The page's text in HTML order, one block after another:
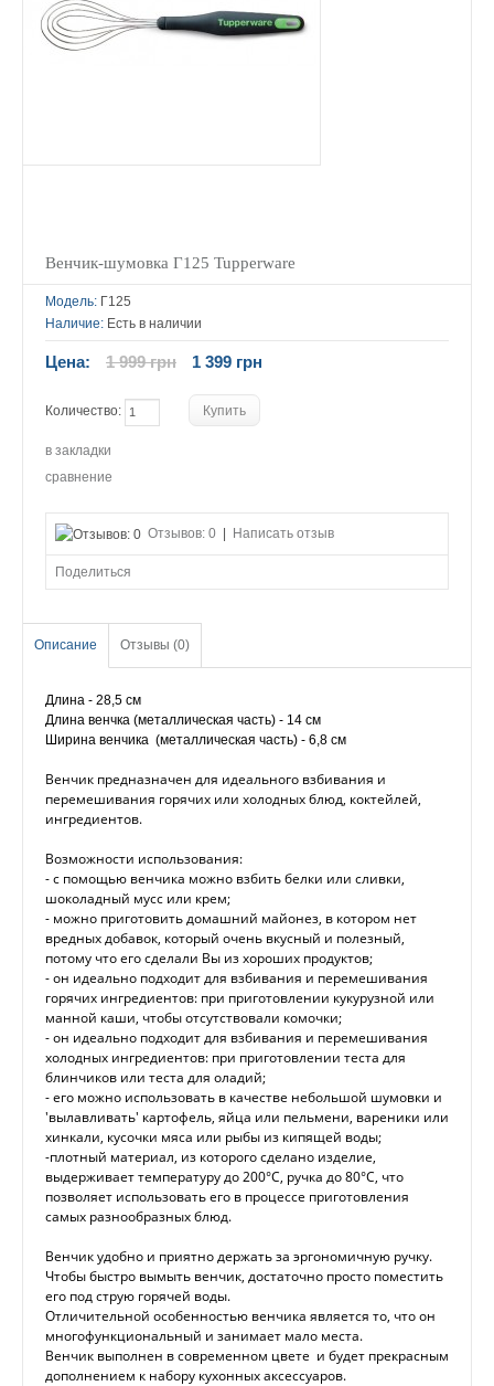
Венчик-шумовка Г125 Tupperware
Модель: Г125
Наличие: Есть в наличии
Цена: 1 999 грн 1 399 грн
Количество:
в закладки
сравнение
Отзывов: 0 Написать отзыв
Поделиться
Описание Отзывы (0)
Длина - 28,5 см
Длина венчка (металлическая часть) - 14 см
Ширина венчика (металлическая часть) - 6,8 см
Венчик предназначен для идеального взбивания и
перемешивания горячих или холодных блюд, коктейлей,
ингредиентов.
Возможности использования:
- с помощью венчика можно взбить белки или сливки,
шоколадный мусс или крем;
- можно приготовить домашний майонез, в котором нет
вредных добавок, который очень вкусный и полезный,
потому что его сделали Вы из хороших продуктов;
- он идеально подходит для взбивания и перемешивания
горячих ингредиентов: при приготовлении кукурузной или
манной каши, чтобы отсутствовали комочки;
- он идеально подходит для взбивания и перемешивания
холодных ингредиентов: при приготовлении теста для
блинчиков или теста для оладий;
- его можно использовать в качестве небольшой шумовки и
'вылавливать' картофель, яйца или пельмени, вареники или
хинкали, кусочки мяса или рыбы из кипящей воды;
-плотный материал, из которого сделано изделие,
выдерживает температуру до 200°С, ручка до 80°С, что
позволяет использовать его в процессе приготовления
самых разнообразных блюд.
Венчик удобно и приятно держать за эргономичную ручку.
Чтобы быстро вымыть венчик, достаточно просто поместить
его под струю горячей воды.
Отличительной особенностью венчика является то, что он
многофункциональный и занимает мало места.
Венчик выполнен в современном цвете и будет прекрасным
дополнением к набору кухонных аксессуаров.